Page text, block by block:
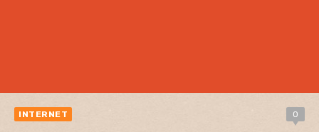
INTERNET 0